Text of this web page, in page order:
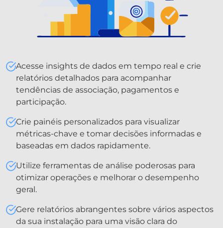
Acesse insights de dados em tempo real e crie
relatórios detalhados para acompanhar
tendências de associação, pagamentos e
participação.
Crie painéis personalizados para visualizar
métricas-chave e tomar decisões informadas e
baseadas em dados rapidamente.
Utilize ferramentas de análise poderosas para
otimizar operações e melhorar o desempenho
geral.
Gere relatórios abrangentes sobre vários aspectos
da sua instalação para uma visão clara do